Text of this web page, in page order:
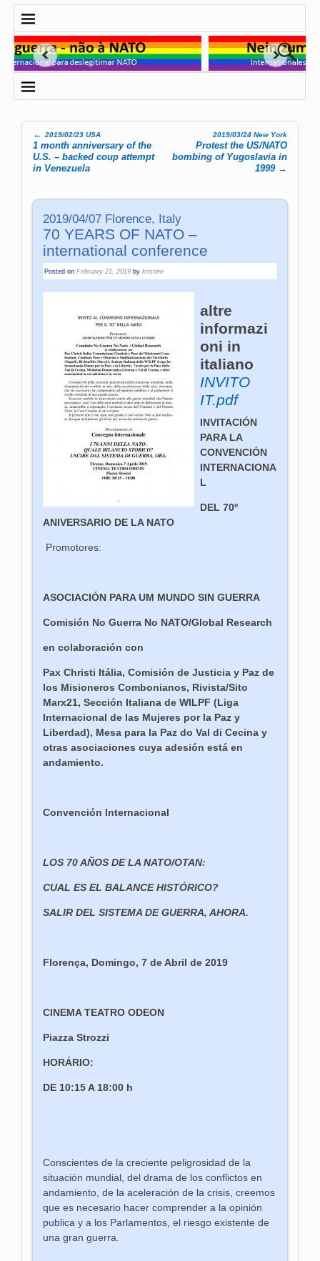
Post navigation
← 2019/02/23 USA
1 month anniversary of the
U.S. – backed coup attempt
in Venezuela
2019/03/24 New York
Protest the US/NATO
bombing of Yugoslavia in
1999 →
2019/04/07 Florence, Italy
70 YEARS OF NATO –
international conference
Posted onFebruary 21, 2019 bykristine
altre
informazi
oni in
italiano
INVITO
IT.pdf
INVITACIÓN
PARA LA
CONVENCIÓN
INTERNACIONA
L
DEL 70º
ANIVERSARIO DE LA NATO
Promotores:
ASOCIACIÓN PARA UM MUNDO SIN GUERRA
Comisión No Guerra No NATO/Global Research
en colaboración con
Pax Christi Itália, Comisión de Justicia y Paz de
los Misioneros Combonianos, Rivista/Sito
Marx21, Sección Italiana de WILPF (Liga
Internacional de las Mujeres por la Paz y
Liberdad), Mesa para la Paz do Val di Cecina y
otras asociaciones cuya adesión está en
andamiento.
Convención Internacional
LOS 70 AÑOS DE LA NATO/OTAN:
CUAL ES EL BALANCE HISTÓRICO?
SALIR DEL SISTEMA DE GUERRA, AHORA.
Florença, Domingo, 7 de Abril de 2019
CINEMA TEATRO ODEON
Piazza Strozzi
HORÁRIO:
DE 10:15 A 18:00 h
Conscientes de la creciente peligrosidad de la
situación mundial, del drama de los conflictos en
andamiento, de la aceleración de la crisis, creemos
que es necesario hacer comprender a la opinión
publica y a los Parlamentos, el riesgo existente de
una gran guerra.